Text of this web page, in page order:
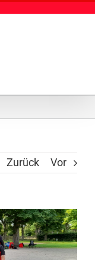
Zurück Vor